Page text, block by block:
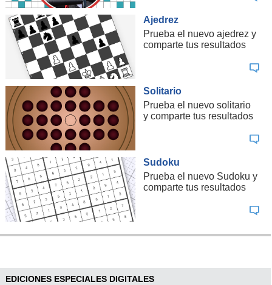
Ajedrez
Prueba el nuevo ajedrez y
comparte tus resultados
Solitario
Prueba el nuevo solitario
y comparte tus resultados
Sudoku
Prueba el nuevo Sudoku y
comparte tus resultados
EDICIONES ESPECIALES DIGITALES